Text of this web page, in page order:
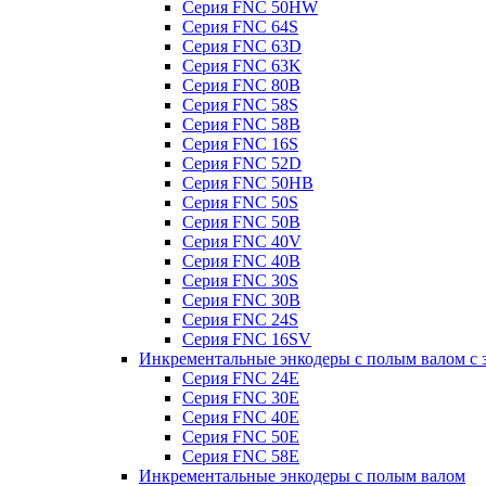
Серия FNC 50HW
Серия FNC 64S
Серия FNC 63D
Серия FNC 63K
Серия FNC 80B
Серия FNC 58S
Серия FNC 58B
Серия FNC 16S
Серия FNC 52D
Серия FNC 50HB
Серия FNC 50S
Серия FNC 50B
Серия FNC 40V
Серия FNC 40B
Серия FNC 30S
Серия FNC 30B
Серия FNC 24S
Серия FNC 16SV
Инкрементальные энкодеры с полым валом с
Серия FNC 24E
Серия FNC 30E
Серия FNC 40E
Серия FNC 50E
Серия FNC 58E
Инкрементальные энкодеры с полым валом